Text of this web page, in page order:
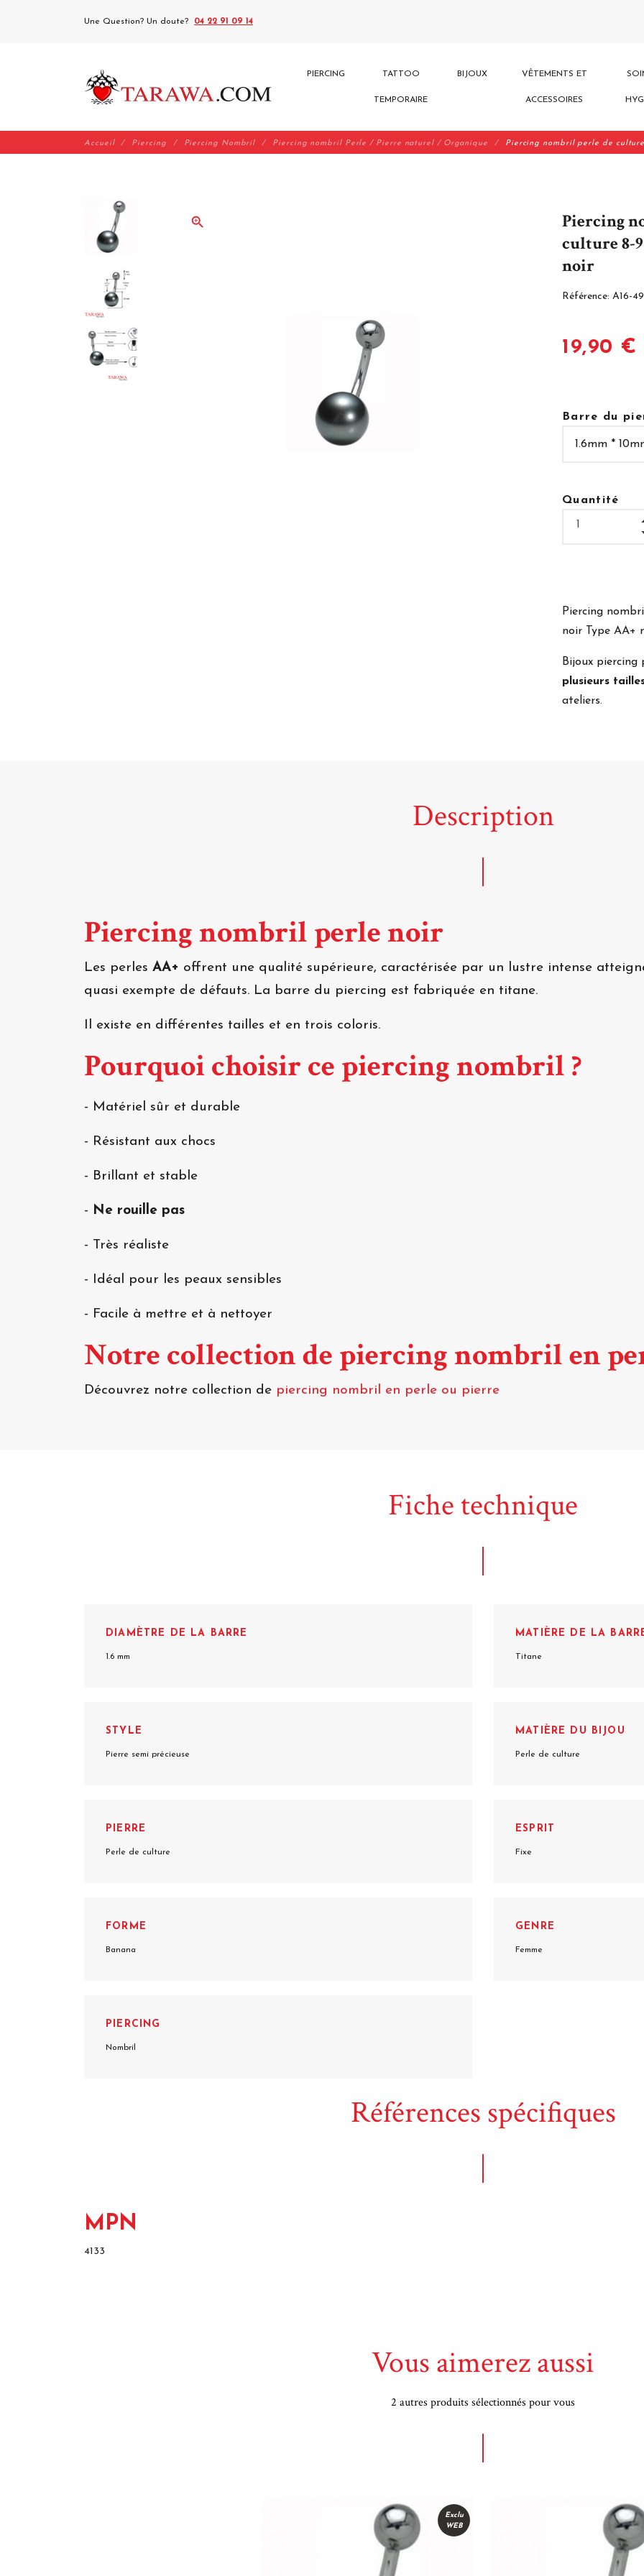
Une Question? Un doute? 04 22 91 09 14
PIERCING TATTOO
TEMPORAIRE
BIJOUX VÊTEMENTS ET
ACCESSOIRES
Accueil Piercing Piercing Nombril Piercing nombril Perle / Pierre naturel / Organique Piercing nombril perle de
zoom_in
Piercing
culture 8-
noir
Référence: A16-
19,90 €
Barre du
Quantité
Piercing
noir Type AA+
Bijoux
plusieurs
ateliers.
Description
Piercing nombril perle noir
Les perles AA+ offrent une qualité supérieure, caractérisée par un lustre intense
quasi exempte de défauts. La barre du piercing est fabriquée en titane.
Il existe en différentes tailles et en trois coloris.
Pourquoi choisir ce piercing nombril ?
- Matériel sûr et durable
- Résistant aux chocs
- Brillant et stable
- Ne rouille pas
- Très réaliste
- Idéal pour les peaux sensibles
- Facile à mettre et à nettoyer
Notre collection de piercing nombril en
Découvrez notre collection de piercing nombril en perle ou pierre
Fiche technique
DIAMÈTRE DE LA BARRE
1.6 mm
MATIÈRE DE LA
Titane
STYLE
Pierre semi précieuse
MATIÈRE DU BIJOU
Perle de culture
PIERRE
Perle de culture
ESPRIT
Fixe
FORME
Banana
GENRE
Femme
PIERCING
Nombril
Références spécifiques
MPN
4133
Vous aimerez aussi
2 autres produits sélectionnés pour vous
Exclu
WEB